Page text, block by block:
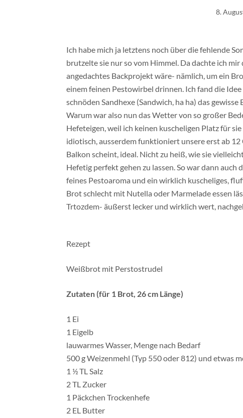
8.
Ich habe mich ja letztens noch über die fehlende
brutzelte sie nur so vom Himmel. Da dachte ich
angedachtes Backprojekt wäre- nämlich, um ein
einem feinen Pestowirbel drinnen. Ich fand die
schnöden Sandhexe (Sandwich, ha ha) das gewisse
Warum war also nun das Wetter von so großer
Hefeteigen, weil ich keinen kuscheligen Platz für
idiotisch, ausserdem funktioniert unsere erst ab
Balkon scheint, ideal. Nicht zu heiß, wie sie
Hefetig perfekt gehen zu lassen. So war dann
feines Pestoaroma und ein wirklich kuscheliges,
Brot schlecht mit Nutella oder Marmelade essen
Trtozdem- äußerst lecker und wirklich wert,
Rezept
Weißbrot mit Perstostrudel
Zutaten (für 1 Brot, 26 cm Länge)
1 Ei
1 Eigelb
lauwarmes Wasser, Menge nach Bedarf
500 g Weizenmehl (Typ 550 oder 812) und etwas
1 ½ TL Salz
2 TL Zucker
1 Päckchen Trockenhefe
2 EL Butter